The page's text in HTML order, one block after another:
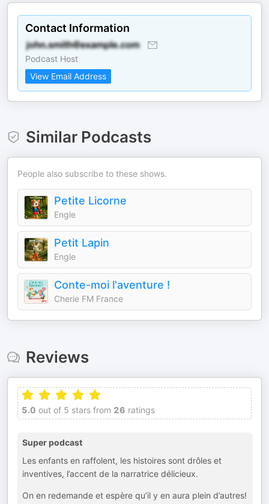
Contact Information
Podcast Host
View Email Address
Similar Podcasts
People also subscribe to these shows.
Petite Licorne
Engle
Petit Lapin
Engle
Conte-moi l'aventure !
Cherie FM France
Reviews
5.0 out of 5 stars from 26 ratings
Super podcast
Les enfants en raffolent, les histoires sont drôles et
inventives, l’accent de la narratrice délicieux.
On en redemande et espère qu’il y en aura plein d’autres!